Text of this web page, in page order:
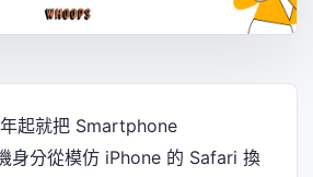
起就把 Smartphone
身分從模仿 iPhone 的 Safari 換